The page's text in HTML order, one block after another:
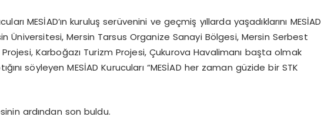
MESİAD’ın kuruluş serüvenini ve geçmiş yıllarda yaşadıklarını MESİAD
Üniversitesi, Mersin Tarsus Organize Sanayi Bölgesi, Mersin Serbest
Projesi, Karboğazı Turizm Projesi, Çukurova Havalimanı başta olmak
söyleyen MESİAD Kurucuları “MESİAD her zaman güzide bir STK
ardından son buldu.